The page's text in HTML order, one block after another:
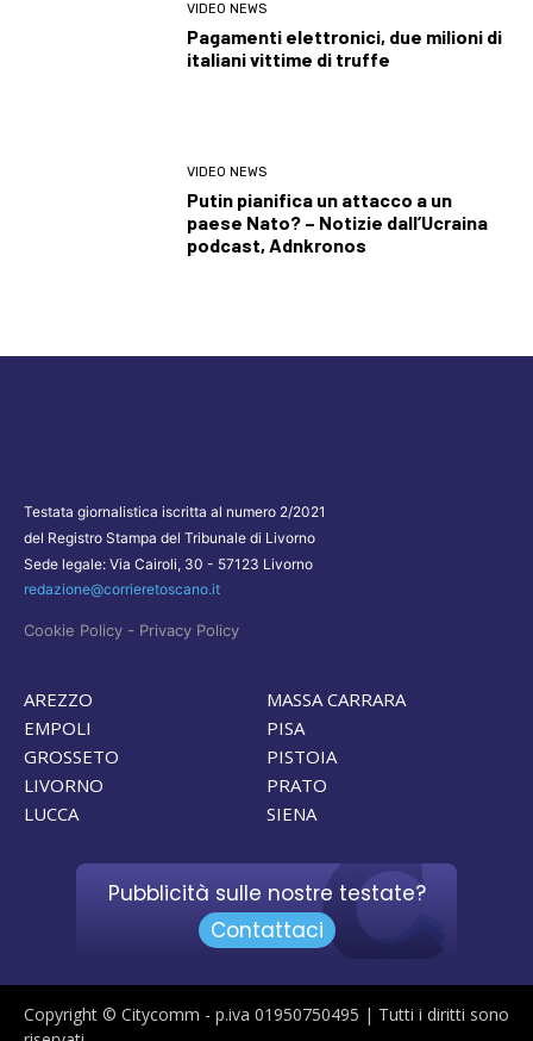
VIDEO NEWS
Pagamenti elettronici, due milioni di
italiani vittime di truffe
VIDEO NEWS
Putin pianifica un attacco a un
paese Nato? – Notizie dall’Ucraina
podcast, Adnkronos
Testata giornalistica iscritta al numero 2/2021
del Registro Stampa del Tribunale di Livorno
Sede legale: Via Cairoli, 30 - 57123 Livorno
redazione@corrieretoscano.it
Cookie Policy - Privacy Policy
AREZZO
EMPOLI
GROSSETO
LIVORNO
LUCCA
MASSA CARRARA
PISA
PISTOIA
PRATO
SIENA
Pubblicità sulle nostre testate?
Contattaci
Copyright © Citycomm - p.iva 01950750495 | Tutti i diritti sono